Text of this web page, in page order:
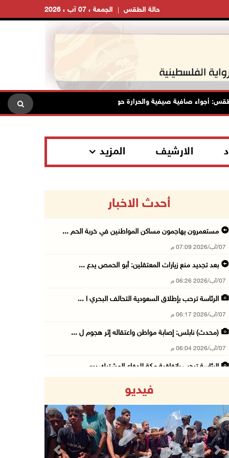
الجمعة ، 07 آب ، 2026 حالة الطقس
صافية صيفية والحرارة حول معدلها العام محافظة القدس:
الارشيف المزيد
أحدث الاخبار
مستعمرون يهاجمون مساكن المواطنين في خربة الحم ...
07/آب/2026 07:09 م
بعد تجديد منع زيارات المعتقلين: أبو الحمص يدع ...
07/آب/2026 06:26 م
الرئاسة ترحب بإطلاق السعودية التحالف البحري ا ...
07/آب/2026 06:17 م
(محدث) نابلس: إصابة مواطن واعتقاله إثر هجوم ل ...
07/آب/2026 06:04 م
الرئاسة ترحب باتفاقية مكة للدفاع المشترك بين ...
07/آب/2026 04:57 م
بيروت: اللجنة الفنية للمجلس الوطني تناقش التر ...
07/آب/2026 03:31 م
فيديو
Previous Next